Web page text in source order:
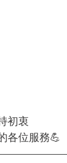
初衷
各位服務💪